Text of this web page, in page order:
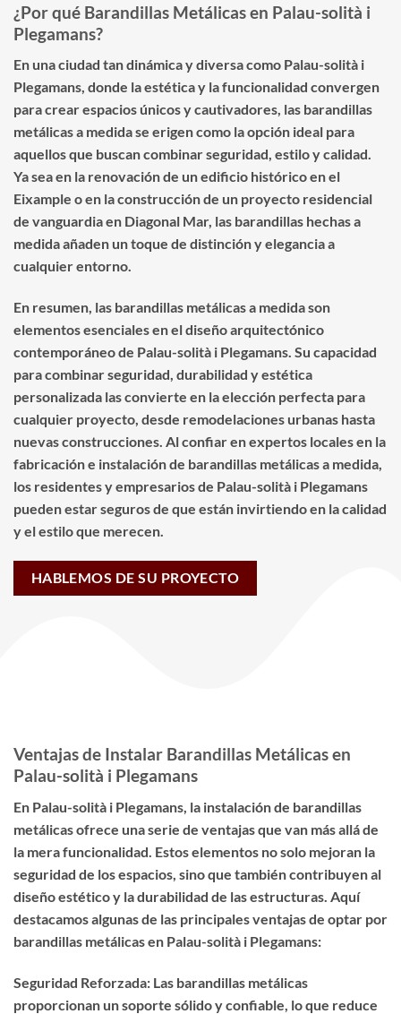
¿Por qué Barandillas Metálicas en Palau-solità i
Plegamans?
En una ciudad tan dinámica y diversa como Palau-solità i
Plegamans, donde la estética y la funcionalidad convergen
para crear espacios únicos y cautivadores, las barandillas
metálicas a medida se erigen como la opción ideal para
aquellos que buscan combinar seguridad, estilo y calidad.
Ya sea en la renovación de un edificio histórico en el
Eixample o en la construcción de un proyecto residencial
de vanguardia en Diagonal Mar, las barandillas hechas a
medida añaden un toque de distinción y elegancia a
cualquier entorno.
En resumen, las barandillas metálicas a medida son
elementos esenciales en el diseño arquitectónico
contemporáneo de Palau-solità i Plegamans. Su capacidad
para combinar seguridad, durabilidad y estética
personalizada las convierte en la elección perfecta para
cualquier proyecto, desde remodelaciones urbanas hasta
nuevas construcciones. Al confiar en expertos locales en la
fabricación e instalación de barandillas metálicas a medida,
los residentes y empresarios de Palau-solità i Plegamans
pueden estar seguros de que están invirtiendo en la calidad
y el estilo que merecen.
HABLEMOS DE SU PROYECTO
Ventajas de Instalar Barandillas Metálicas en
Palau-solità i Plegamans
En Palau-solità i Plegamans, la instalación de barandillas
metálicas ofrece una serie de ventajas que van más allá de
la mera funcionalidad. Estos elementos no solo mejoran la
seguridad de los espacios, sino que también contribuyen al
diseño estético y la durabilidad de las estructuras. Aquí
destacamos algunas de las principales ventajas de optar por
barandillas metálicas en Palau-solità i Plegamans:
Seguridad Reforzada: Las barandillas metálicas
proporcionan un soporte sólido y confiable, lo que reduce